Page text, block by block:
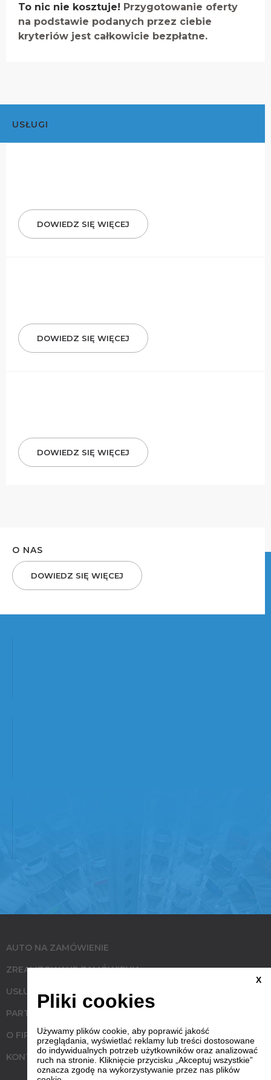
To nic nie kosztuje! Przygotowanie oferty
na podstawie podanych przez ciebie
kryteriów jest całkowicie bezpłatne.
USŁUGI
DOWIEDZ SIĘ WIĘCEJ
DOWIEDZ SIĘ WIĘCEJ
DOWIEDZ SIĘ WIĘCEJ
O NAS
DOWIEDZ SIĘ WIĘCEJ
AUTO NA ZAMÓWIENIE
ZREALIZOWANE ZAMÓWIENIA
USŁUGI
PARTNERZY
O FIRMIE
KONTAKT
X
Pliki cookies
Używamy plików cookie, aby poprawić jakość
przeglądania, wyświetlać reklamy lub treści dostosowane
do indywidualnych potrzeb użytkowników oraz analizować
ruch na stronie. Kliknięcie przycisku „Akceptuj wszystkie”
oznacza zgodę na wykorzystywanie przez nas plików